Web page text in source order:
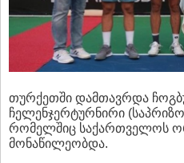
თურქეთში დამთავრდა
ჩელენჯერტურნირი
რომელშიც საქართველოს
მონაწილეობდა.